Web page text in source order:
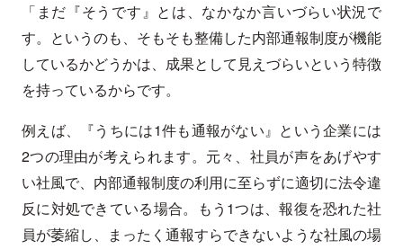
「まだ『そうです』とは、なかなか言いづらい状況で
す。というのも、そもそも整備した内部通報制度が機能
しているかどうかは、成果として見えづらいという特徴
を持っているからです。
例えば、『うちには1件も通報がない』という企業には
2つの理由が考えられます。元々、社員が声をあげやす
い社風で、内部通報制度の利用に至らずに適切に法令違
反に対処できている場合。もう1つは、報復を恐れた社
員が萎縮し、まったく通報すらできないような社風の場